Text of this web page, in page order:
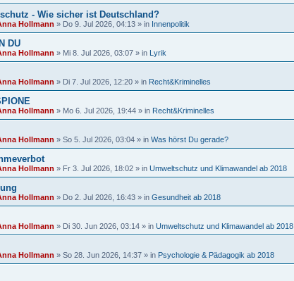
- Wie sicher ist Deutschland?
Hollmann » Do 9. Jul 2026, 04:13 » in Innenpolitik
DU
Hollmann » Mi 8. Jul 2026, 03:07 » in Lyrik
Hollmann » Di 7. Jul 2026, 12:20 » in Recht&Kriminelles
Hollmann » Mo 6. Jul 2026, 19:44 » in Recht&Kriminelles
Hollmann » So 5. Jul 2026, 03:04 » in Was hörst Du gerade?
Hollmann » Fr 3. Jul 2026, 18:02 » in Umweltschutz und Klimawandel ab 2018
Hollmann » Do 2. Jul 2026, 16:43 » in Gesundheit ab 2018
Hollmann » Di 30. Jun 2026, 03:14 » in Umweltschutz und Klimawandel ab 2018
Hollmann » So 28. Jun 2026, 14:37 » in Psychologie & Pädagogik ab 2018